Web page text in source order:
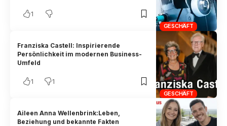
GESCHÄFT
1
GESCHÄFT
Franziska Castell: Inspirierende
Persönlichkeit im modernen Business-
Umfeld
1 1
Aileen Anna Wellenbrink:Leben,
Beziehung und bekannte Fakten